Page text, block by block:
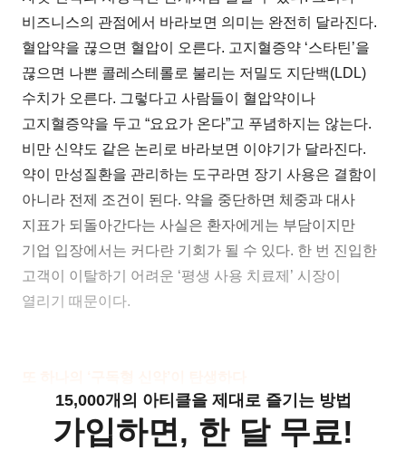
비즈니스의 관점에서 바라보면 의미는 완전히 달라진다.
혈압약을 끊으면 혈압이 오른다. 고지혈증약 ‘스타틴’을
끊으면 나쁜 콜레스테롤로 불리는 저밀도 지단백(LDL)
수치가 오른다. 그렇다고 사람들이 혈압약이나
고지혈증약을 두고 “요요가 온다”고 푸념하지는 않는다.
비만 신약도 같은 논리로 바라보면 이야기가 달라진다.
약이 만성질환을 관리하는 도구라면 장기 사용은 결함이
아니라 전제 조건이 된다. 약을 중단하면 체중과 대사
지표가 되돌아간다는 사실은 환자에게는 부담이지만
기업 입장에서는 커다란 기회가 될 수 있다. 한 번 진입한
고객이 이탈하기 어려운 ‘평생 사용 치료제’ 시장이
열리기 때문이다.
15,000개의 아티클을 제대로 즐기는 방법
가입하면, 한 달 무료!